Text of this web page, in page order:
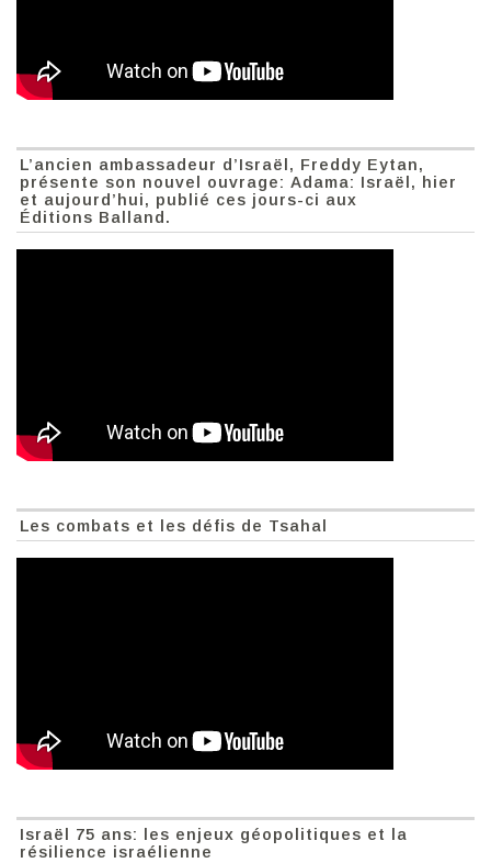
L’ancien ambassadeur d’Israël, Freddy Eytan,
présente son nouvel ouvrage: Adama: Israël, hier
et aujourd’hui, publié ces jours-ci aux
Éditions Balland.
Les combats et les défis de Tsahal
Israël 75 ans: les enjeux géopolitiques et la
résilience israélienne